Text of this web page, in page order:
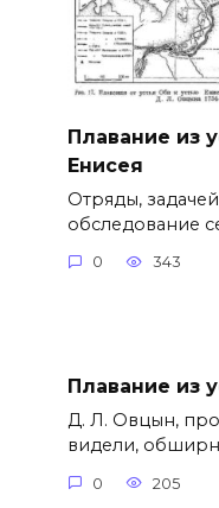
Плавание из
Енисея
Отряды,
обследование
0 343
Плавание из
Д. Л. Овцын,
видели,
0 205